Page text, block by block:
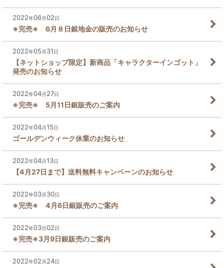
2022年06月02日
※完売※ 6月８日銀地金の販売のお知らせ
2022年05 月 31日
【ネットショップ限定】新商品「キャラクターインゴット」
発売のお知らせ
2022年04月 27日
※完売※ 5月11日銀販売のご案内
2022年04月15日
ゴールデンウィーク休業のお知らせ
2022年04月13日
【4月27日まで】送料無料キャンペーンのお知らせ
2022年03月 30日
※完売※ 4月6日銀販売のご案内
2022年03月02日
※完売※3月9日銀販売のご案内
2022年02 月 24日